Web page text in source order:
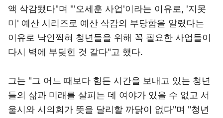
액 삭감됐다"며 "'오세훈 사업'이라는 이유로, '지못
미' 예산 시리즈로 예산 삭감의 부당함을 알렸다는
이유로 낙인찍혀 청년들을 위해 꼭 필요한 사업들이
다시 벽에 부딪힌 것 같다"고 했다.
그는 "그 어느 때보다 힘든 시간을 보내고 있는 청년
들의 삶과 미래를 살피는 데 여야가 있을 수 없고 서
울시와 시의회가 뜻을 달리할 까닭이 없다"며 "청년